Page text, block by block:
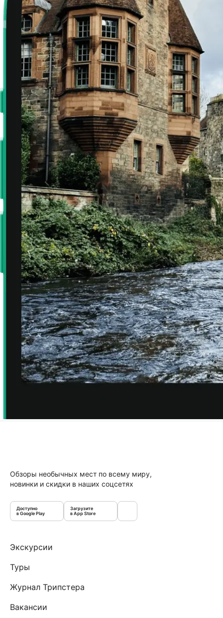
Обзоры необычных мест по всему миру,
новинки и скидки в наших соцсетях
Доступно
в Google Play
Загрузите
в App Store
Экскурсии
Туры
Журнал Трипстера
Вакансии